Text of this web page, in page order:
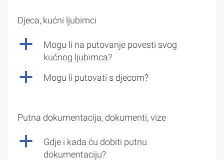
Djeca, kućni ljubimci
a
Mogu li na putovanje povesti svog
kućnog ljubimca?
a Mogu li putovati s djecom?
Putna dokumentacija, dokumenti, vize
a
Gdje i kada ću dobiti putnu
dokumentaciju?